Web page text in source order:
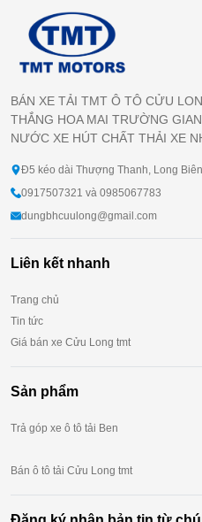
BÁN XE TẢI TMT Ô TÔ CỬU
THẮNG HOA MAI TRƯỜNG
NƯỚC XE HÚT CHẤT THẢI XE
Đ5 kéo dài Thượng Thanh, Long
0917507321 và 0985067783
dungbhcuulong@gmail.com
Liên kết nhanh
Trang chủ
Tin tức
Giá bán xe Cửu Long tmt
Sản phẩm
Trả góp xe ô tô tải Ben
Bán ô tô tải Cửu Long tmt